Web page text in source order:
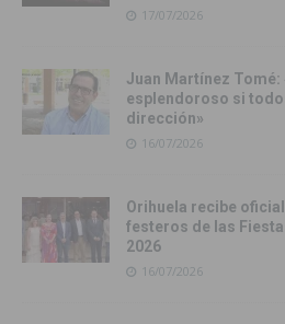
17/07/2026
Juan Martínez Tomé:
esplendoroso si
dirección»
16/07/2026
Orihuela recibe
festeros de las
2026
16/07/2026